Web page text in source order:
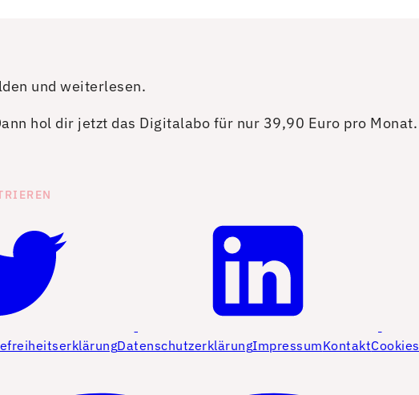
und weiterlesen.
hol dir jetzt das Digitalabo für nur 39,90 Euro pro Monat.
DatenschutzerklärungImpressumKontaktCookies